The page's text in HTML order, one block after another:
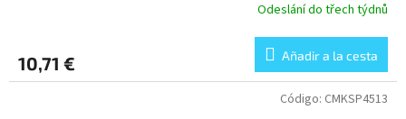
Odeslání do třech týdnů
10,71 € Añadir a la cesta
Código: CMKSP4513